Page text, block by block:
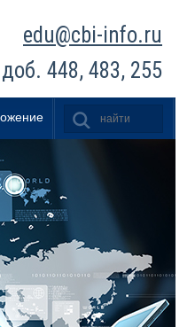
edu@cbi-info.ru
448, 483, 255